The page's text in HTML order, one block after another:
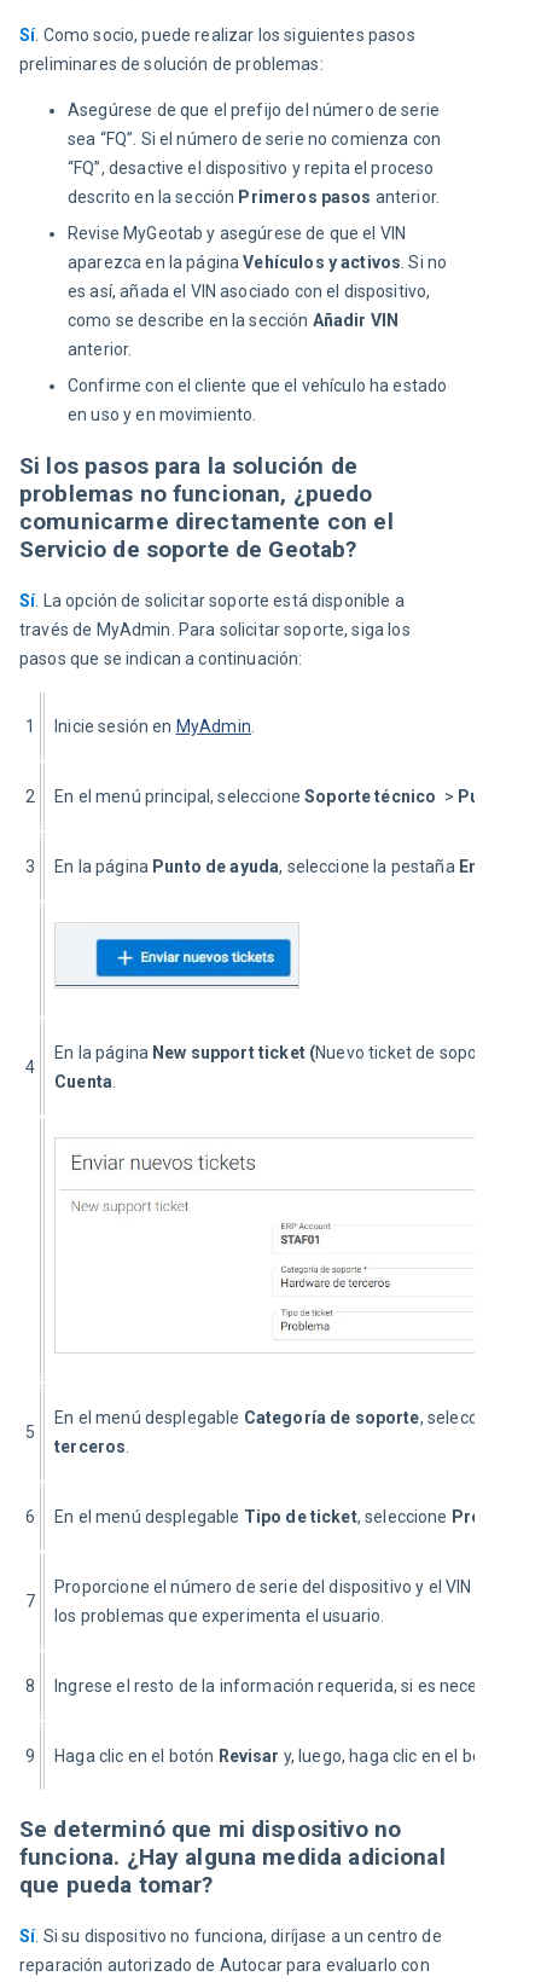
Sí. Como socio, puede realizar los siguientes pasos
preliminares de solución de problemas:
Asegúrese de que el prefijo del número de serie
sea “FQ”. Si el número de serie no comienza con
“FQ”, desactive el dispositivo y repita el proceso
descrito en la sección Primeros pasos anterior.
Revise MyGeotab y asegúrese de que el VIN
aparezca en la páginaVehículos y activos. Si no
es así, añada el VIN asociado con el dispositivo,
como se describe en la sección Añadir VIN
anterior.
Confirme con el cliente que el vehículo ha estado
en uso y en movimiento.
Si los pasos para la solución de
problemas no funcionan, ¿puedo
comunicarme directamente con el
Servicio de soporte de Geotab?
Sí. La opción de solicitar soporte está disponible a
través de MyAdmin. Para solicitar soporte, siga los
pasos que se indican a continuación:
1 Inicie sesión en MyAdmin.
2 En el menú principal, seleccione Soporte técnico > Punto de
3 En la página Punto de ayuda, seleccione la pestaña Enviar
4
En la página New support ticket (Nuevo ticket de soporte
Cuenta.
5
En el menú desplegable Categoría de soporte, seleccione
terceros.
6 En el menú desplegable Tipo de ticket, seleccione Problema
7
Proporcione el número de serie del dispositivo y el VIN
los problemas que experimenta el usuario.
8 Ingrese el resto de la información requerida, si es necesario.
9 Haga clic en el botón Revisar y, luego, haga clic en el botón
Se determinó que mi dispositivo no
funciona. ¿Hay alguna medida adicional
que pueda tomar?
Sí. Si su dispositivo no funciona, diríjase a un centro de
reparación autorizado de Autocar para evaluarlo con